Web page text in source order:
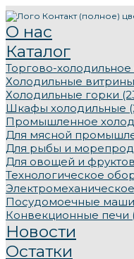
О нас
Каталог
Торгово-
Холодильные
Холодильные горки
Шкафы холодильные
Промышленное
Для мясной
Для рыбы и
Для овощей и фруктов
Технологическое
Посудомоечные
Конвекционные печи
Новости
Остатки